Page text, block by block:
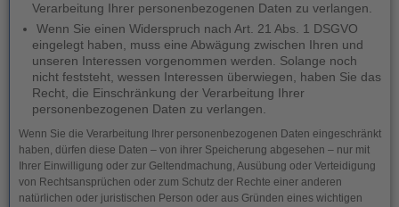
Verarbeitung Ihrer personenbezogenen Daten zu verlangen.
Wenn Sie einen Widerspruch nach Art. 21 Abs. 1 DSGVO
eingelegt haben, muss eine Abwägung zwischen Ihren und
unseren Interessen vorgenommen werden. Solange noch
nicht feststeht, wessen Interessen überwiegen, haben Sie das
Recht, die Einschränkung der Verarbeitung Ihrer
personenbezogenen Daten zu verlangen.
Wenn Sie die Verarbeitung Ihrer personenbezogenen Daten eingeschränkt
haben, dürfen diese Daten – von ihrer Speicherung abgesehen – nur mit
Ihrer Einwilligung oder zur Geltendmachung, Ausübung oder Verteidigung
von Rechtsansprüchen oder zum Schutz der Rechte einer anderen
natürlichen oder juristischen Person oder aus Gründen eines wichtigen